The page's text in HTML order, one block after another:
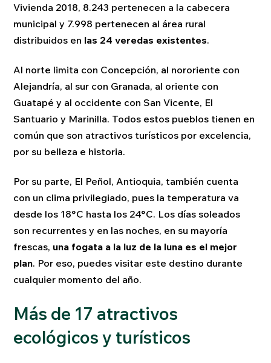
Vivienda 2018, 8.243 pertenecen a la cabecera
municipal y 7.998 pertenecen al área rural
distribuidos en las 24 veredas existentes.
Al norte limita con Concepción, al nororiente con
Alejandría, al sur con Granada, al oriente con
Guatapé y al occidente con San Vicente, El
Santuario y Marinilla. Todos estos pueblos tienen en
común que son atractivos turísticos por excelencia,
por su belleza e historia.
Por su parte, El Peñol, Antioquia, también cuenta
con un clima privilegiado, pues la temperatura va
desde los 18°C hasta los 24°C. Los días soleados
son recurrentes y en las noches, en su mayoría
frescas, una fogata a la luz de la luna es el mejor
plan. Por eso, puedes visitar este destino durante
cualquier momento del año.
Más de 17 atractivos
ecológicos y turísticos